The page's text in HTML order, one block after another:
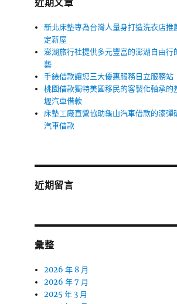
近期文章
新北床墊專為台灣人量身打造洗衣店推
定新屋
澎湖旅行社提供多元豐富的澎湖自由行
藝
手錶借款讓您三大優惠服務日立服務站
桃園借款獨特美國移民的客製化軸承的
壢汽車借款
床墊工廠直營協助龜山汽車借款的漆彈
汽車借款
近期留言
彙整
2026 年 8 月
2026 年 7 月
2025 年 3 月